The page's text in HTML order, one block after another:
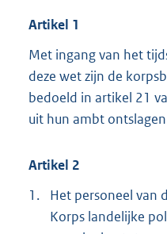
Artikel 1
Met ingang van het
deze wet zijn de
bedoeld in artikel 21
uit hun ambt
Artikel 2
1.
Het personeel van
Korps landelijke